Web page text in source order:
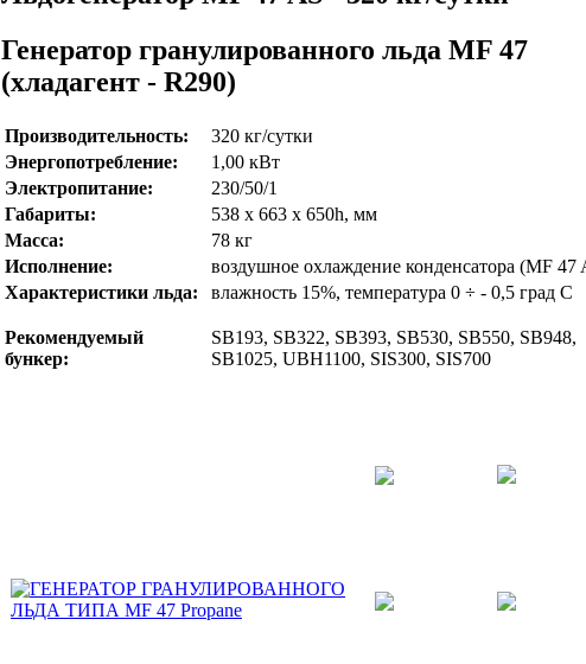
Генератор гранулированного льда MF 47
(хладагент - R290)
Производительность:
320 кг/сутки
Энергопотребление:
1,00 кВт
Электропитание:
230/50/1
Габариты:
538 х 663 х 650h, мм
Масса:
78 кг
Исполнение:
воздушное охлаждение конденсатора (MF 47
Характеристики льда:
влажность 15%, температура 0 ÷ - 0,5 град С
Рекомендуемый
бункер:
SB193, SB322, SB393, SB530, SB550, SB948,
SB1025, UBH1100, SIS300, SIS700